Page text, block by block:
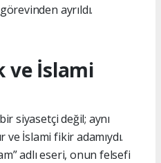
ayrıldı.
ve İslami
siyasetçi değil; aynı
İslami fikir adamıydı.
adlı eseri, onun felsefi